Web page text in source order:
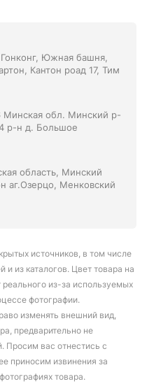
Южная башня,
Кантон роад 17, Тим
обл. Минский р-
р-н д. Большое
область, Минский
аг.Озерцо, Менковский
источников, в том числе
и из каталогов. Цвет товара на
реального из-за используемых
фотографии.
изменять внешний вид,
предварительно не
Просим вас отнестись с
приносим извинения за
товара.